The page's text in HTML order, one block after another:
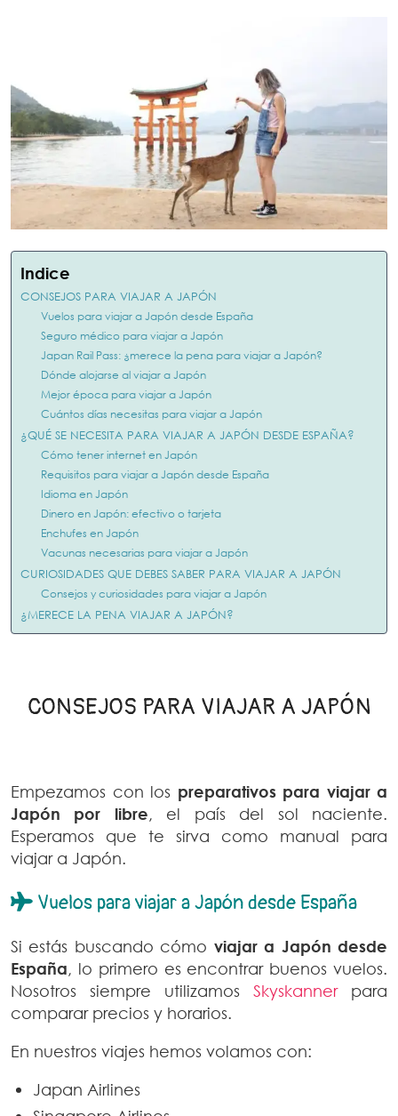
Indice
CONSEJOS PARA VIAJAR A JAPÓN
Vuelos para viajar a Japón desde España
Seguro médico para viajar a Japón
Japan Rail Pass: ¿merece la pena para viajar a Japón?
Dónde alojarse al viajar a Japón
Mejor época para viajar a Japón
Cuántos días necesitas para viajar a Japón
¿QUÉ SE NECESITA PARA VIAJAR A JAPÓN DESDE ESPAÑA?
Cómo tener internet en Japón
Requisitos para viajar a Japón desde España
Idioma en Japón
Dinero en Japón: efectivo o tarjeta
Enchufes en Japón
Vacunas necesarias para viajar a Japón
CURIOSIDADES QUE DEBES SABER PARA VIAJAR A JAPÓN
Consejos y curiosidades para viajar a Japón
¿MERECE LA PENA VIAJAR A JAPÓN?
CONSEJOS PARA VIAJAR A JAPÓN
Empezamos con los preparativos para viajar a
Japón por libre, el país del sol naciente.
Esperamos que te sirva como manual para
viajar a Japón.
Vuelos para viajar a Japón desde España
Si estás buscando cómo viajar a Japón desde
España, lo primero es encontrar buenos vuelos.
Nosotros siempre utilizamos Skyskannerpara
comparar precios y horarios.
En nuestros viajes hemos volamos con:
Japan Airlines